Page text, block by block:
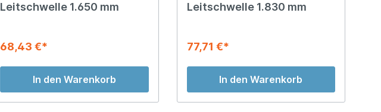
Leitschwelle 1.650 mm
68,43 €*
In den Warenkorb
Leitschwelle 1.830 mm
77,71 €*
In den Warenkorb